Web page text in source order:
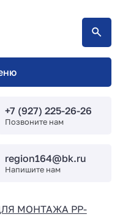
+7 (927) 225-26-26
Позвоните нам
region164@bk.ru
Напишите нам
МОНТАЖА PP-